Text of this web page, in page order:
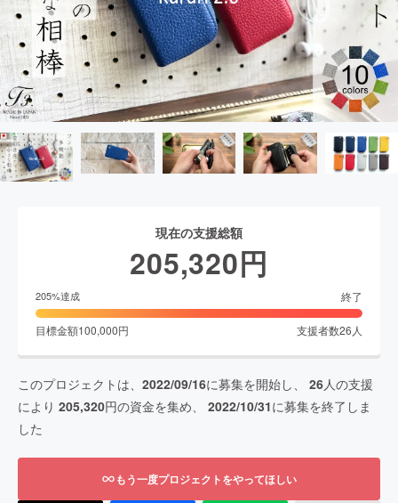
現在の支援総額
205,320円
205%達成 終了
目標金額100,000円 支援者数26 人
このプロジェクトは、 2022/09/16に募集を開始し、 26人の支援
により 205,320円の資金を集め、 2022/10/31に募集を終了しま
した
もう一度プロジェクトをやってほしい